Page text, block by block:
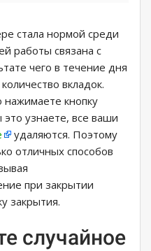
стала нормой среди
работы связана с
чего в течение дня
вкладок.
нажимаете кнопку
узнаете, все ваши
удаляются. Поэтому
отличных способов
при закрытии
закрытия.
случайное